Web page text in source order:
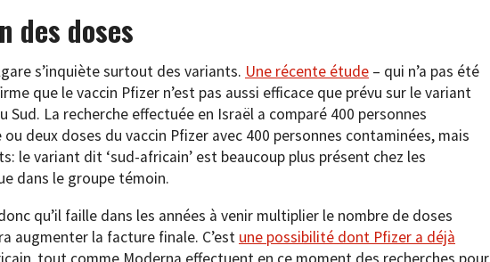
des doses
s’inquiète surtout des variants. Une récente étude – qui n’a pas été
que le vaccin Pfizer n’est pas aussi efficace que prévu sur le variant
Sud. La recherche effectuée en Israël a comparé 400 personnes
deux doses du vaccin Pfizer avec 400 personnes contaminées, mais
le variant dit ‘sud-africain’ est beaucoup plus présent chez les
dans le groupe témoin.
qu’il faille dans les années à venir multiplier le nombre de doses
augmenter la facture finale. C’est une possibilité dont Pfizer a déjà